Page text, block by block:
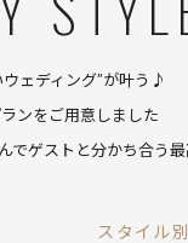
ェディング”が叶う♪
ンをご用意しました
でゲストと分かち合う最
スタイル